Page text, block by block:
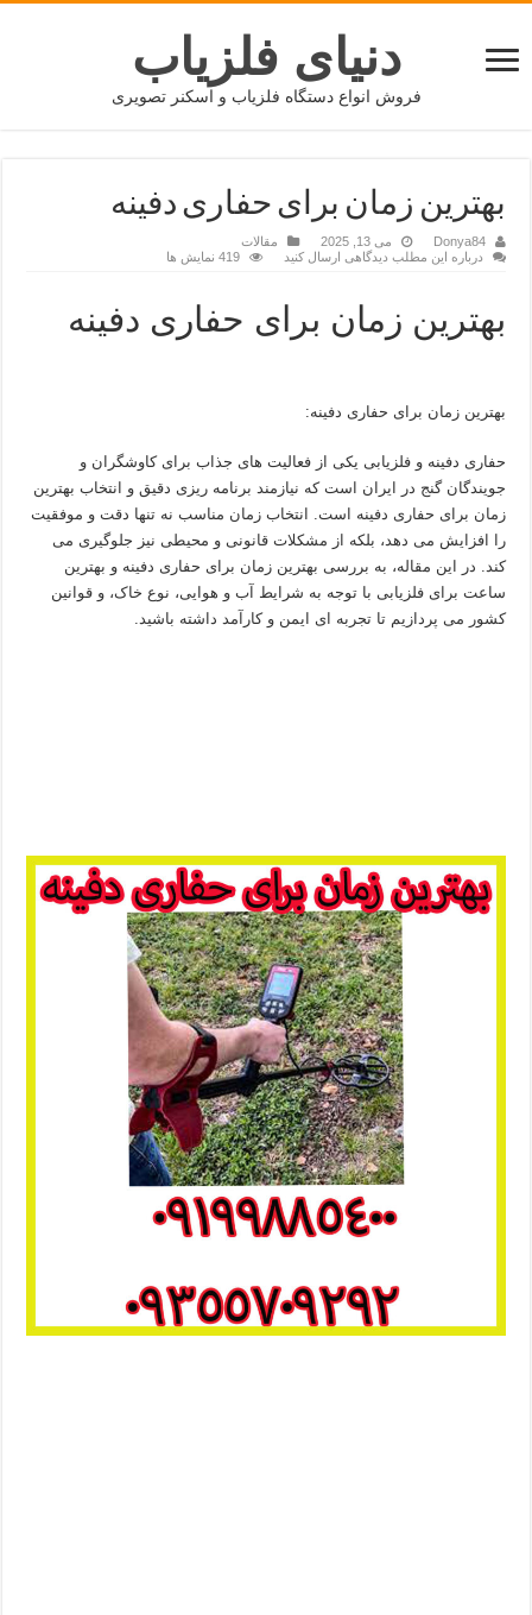
دنیای فلزیاب
فروش انواع دستگاه فلزیاب و اسکنر تصویری
بهترین زمان برای حفاری دفینه
Donya84 می 13, 2025
مقالات
درباره این مطلب دیدگاهی ارسال کنید
419 نمایش ها
بهترین زمان برای حفاری دفینه
بهترین زمان برای حفاری دفینه:
حفاری دفینه و فلزیابی یکی از فعالیت‌ های جذاب برای کاوشگران و
جویندگان گنج در ایران است که نیازمند برنامه‌ ریزی دقیق و انتخاب بهترین
زمان برای حفاری دفینه است. انتخاب زمان مناسب نه‌ تنها دقت و موفقیت
را افزایش می‌ دهد، بلکه از مشکلات قانونی و محیطی نیز جلوگیری می‌
کند. در این مقاله، به بررسی بهترین زمان برای حفاری دفینه و بهترین
ساعت برای فلزیابی با توجه به شرایط آب‌ و هوایی، نوع خاک، و قوانین
کشور می‌ پردازیم تا تجربه‌ ای ایمن و کارآمد داشته باشید.